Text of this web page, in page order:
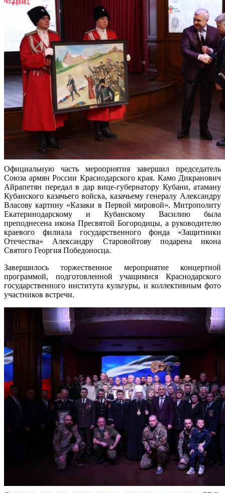
Официальную часть мероприятия завершил председатель
Союза армян России Краснодарского края. Камо Дикранович
Айрапетян передал в дар вице-губернатору Кубани, атаману
Кубанского казачьего войска, казачьему генералу Александру
Власову картину «Казаки в Первой мировой». Митрополиту
Екатеринодарскому и Кубанскому Василию была
преподнесена икона Пресвятой Богородицы, а руководителю
краевого филиала государственного фонда «Защитники
Отечества» Александру Старовойтову подарена икона
Святого Георгия Победоносца.
Завершилось торжественное мероприятие концертной
программой, подготовленной учащимися Краснодарского
государственного института культуры, и коллективным фото
участников встречи.